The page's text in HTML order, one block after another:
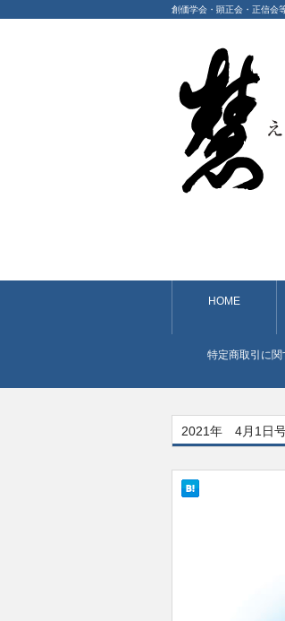
創価学会・顕正会・正信会
HOME
特定商取引に
2021年 4月1日